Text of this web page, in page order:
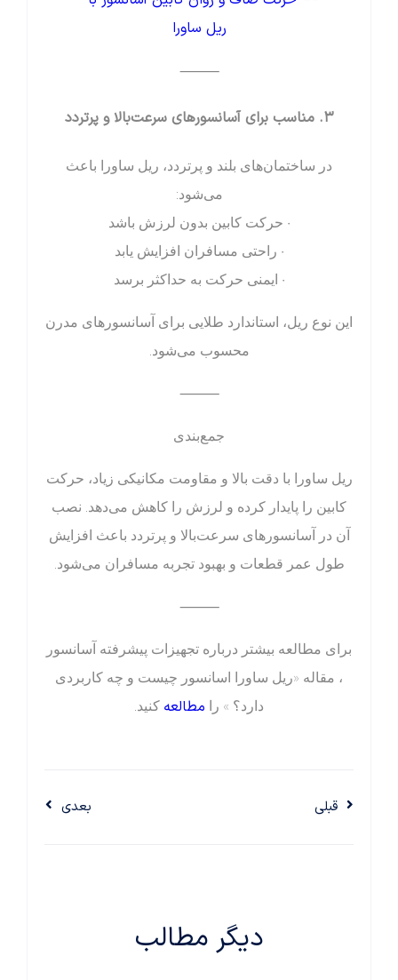
⸻
۳. مناسب برای آسانسورهای سرعت‌بالا و پرتردد
در ساختمان‌های بلند و پرتردد، ریل ساورا باعث
می‌شود:
• حرکت کابین بدون لرزش باشد
• راحتی مسافران افزایش یابد
• ایمنی حرکت به حداکثر برسد
این نوع ریل، استاندارد طلایی برای آسانسورهای مدرن
محسوب می‌شود.
⸻
جمع‌بندی
ریل ساورا با دقت بالا و مقاومت مکانیکی زیاد، حرکت
کابین را پایدار کرده و لرزش را کاهش می‌دهد. نصب
آن در آسانسورهای سرعت‌بالا و پرتردد باعث افزایش
طول عمر قطعات و بهبود تجربه مسافران می‌شود.
⸻
برای مطالعه بیشتر درباره تجهیزات پیشرفته آسانسور
، مقاله «ریل ساورا اسانسور چیست و چه کاربردی
دارد؟ » را مطالعه کنید.
قبلی بعدی
دیگر مطالب